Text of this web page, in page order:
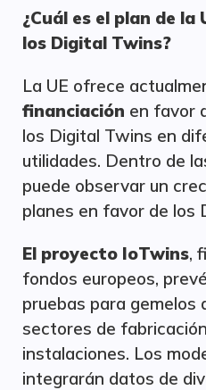
¿Cuál es el plan de la
los Digital Twins?
La UE ofrece
financiación en favor
los Digital Twins en
utilidades. Dentro de
puede observar un
planes en favor de los
El proyecto IoTwins,
fondos europeos,
pruebas para gemelos
sectores de
instalaciones. Los
integrarán datos de